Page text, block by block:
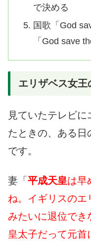
で決める
国歌「God
「God save
エリザベス女
見ていたテレビ
たときの、ある日
です。
妻「 平成天皇は早
ね。イギリスのエ
みたいに退位で
皇太子だって元首